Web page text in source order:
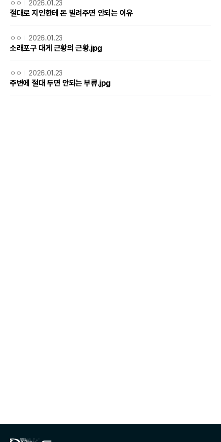
ㅇㅇ 2026.01.23
절대로 지인한테 돈 빌려주면 안되는 이유
ㅇㅇ 2026.01.23
소래포구 대게 근황의 근황.jpg
ㅇㅇ 2026.01.23
주변에 절대 두면 안되는 부류.jpg